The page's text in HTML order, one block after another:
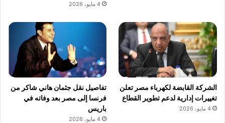
4 مايو، 2026
الشركة القابضة لكهرباء مصر تعلن
تغييرات إدارية لدعم تطوير القطاع
4 مايو، 2026
تفاصيل نقل جثمان هاني شاكر من
فرنسا إلى مصر بعد وفاته في
باريس
4 مايو، 2026